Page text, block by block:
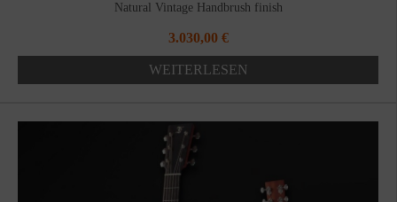
Natural Vintage Handbrush finish
3.030,00 €
WEITERLESEN